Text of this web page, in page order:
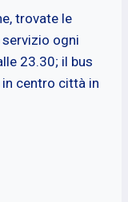
trovate le
ogni
23.30; il bus
centro città in